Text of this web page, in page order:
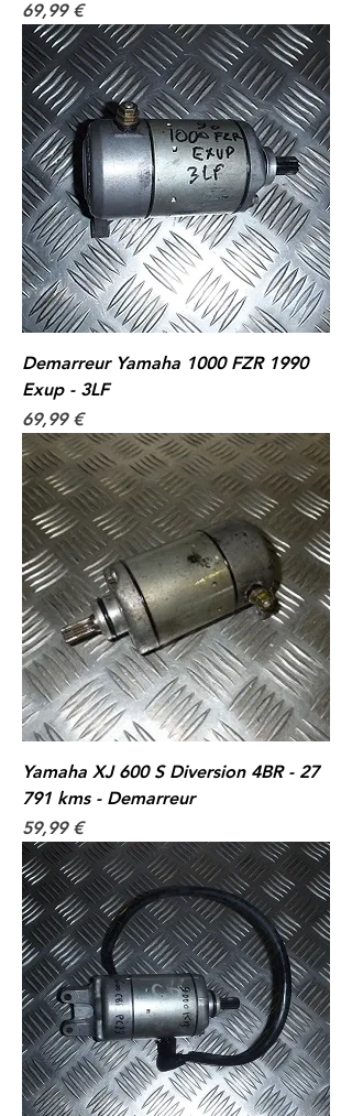
Prix
69,99 €
Demarreur Yamaha 1000 FZR 1990
Exup - 3LF
Prix
69,99 €
Yamaha XJ 600 S Diversion 4BR - 27
791 kms - Demarreur
Prix
59,99 €